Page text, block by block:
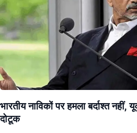
भारतीय नाविकों पर हमला बर्दाश्त
दोटूक